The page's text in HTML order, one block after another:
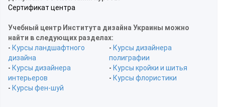
Сертификат центра
Учебный центр Института дизайна Украины можно
найти в следующих разделах:
- Курсы ландшафтного
дизайна
- Курсы дизайнера
интерьеров
- Курсы фен-шуй
- Курсы дизайнера
полиграфии
- Курсы кройки и шитья
- Курсы флористики